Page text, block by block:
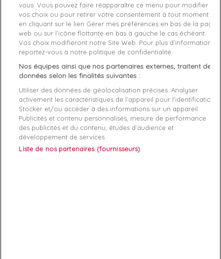
Couleur Bleu
Matière Coton
Genre Homme
Rayon Vetement
Démarque 37 %
Références spécifiques
EAN-13 8055187837835
vous. Vous pouvez faire réapparaître ce menu pour modifier
vos choix ou pour retirer votre consentement à tout moment
en cliquant sur le lien Gérer mes préférences en bas de la page
web ou sur l’icône flottante en bas à gauche le cas échéant.
Vos choix modifieront notre Site Web. Pour plus d’informations,
reportez-vous à notre politique de confidentialité.
Nos équipes ainsi que nos partenaires externes, traitent des
données selon les finalités suivantes :
Utiliser des données de géolocalisation précises. Analyser
activement les caractéristiques de l’appareil pour l’identification.
Stocker et/ou accéder à des informations sur un appareil.
Publicités et contenu personnalisés, mesure de performance
des publicités et du contenu, études d’audience et
développement de services.
Liste de nos partenaires (fournisseurs)